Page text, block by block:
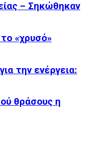
– Σηκώθηκαν
«χρυσό»
την ενέργεια:
θράσους η